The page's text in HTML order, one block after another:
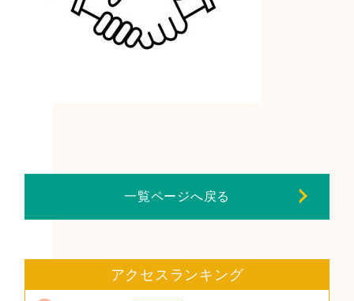
一覧ページへ戻る
アクセスランキング